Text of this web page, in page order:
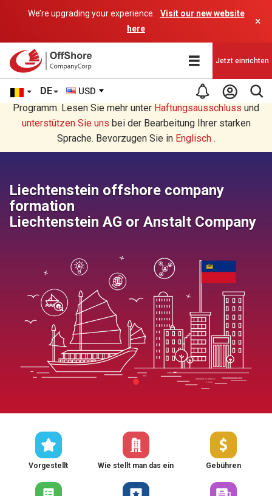
We’re upgrading your experience.
Visit our new website
here
×
DE USD
Jetzt einrichten
Sie lesen eine Deutsche Übersetzung durch ein AI-
Programm. Lesen Sie mehr unter Haftungsausschluss und
unterstützen Sie uns bei der Bearbeitung Ihrer starken
Sprache. Bevorzugen Sie in Englisch.
Liechtenstein offshore company
formation
Liechtenstein AG or Anstalt Company
Vorgestellt Wie stellt man das ein Gebühren